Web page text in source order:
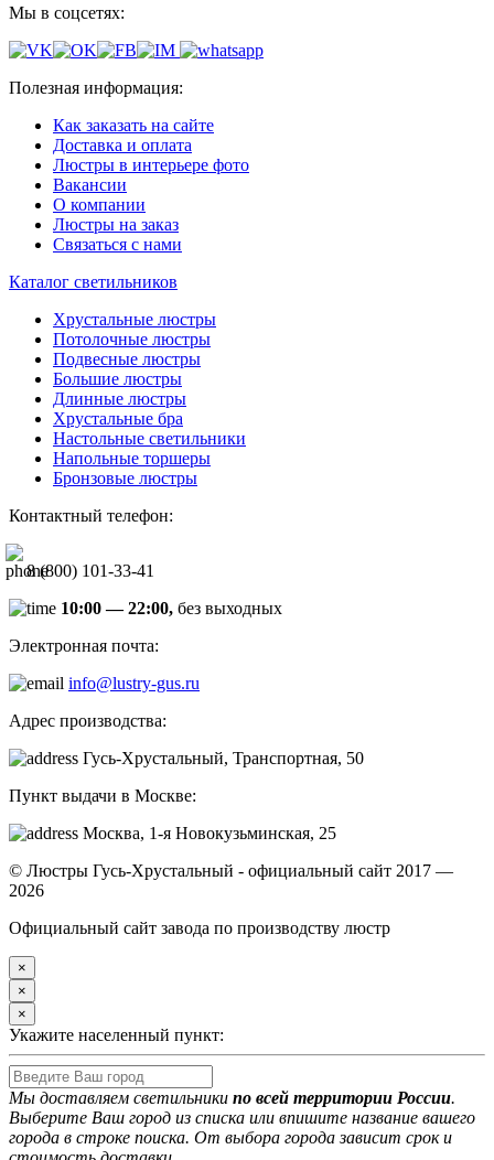
Мы в соцсетях:
Полезная информация:
Как заказать на сайте
Доставка и оплата
Люстры в интерьере фото
Вакансии
О компании
Люстры на заказ
Связаться с нами
Каталог светильников
Хрустальные люстры
Потолочные люстры
Подвесные люстры
Большие люстры
Длинные люстры
Хрустальные бра
Настольные светильники
Напольные торшеры
Бронзовые люстры
Контактный телефон:
8 (800) 101-33-41
10:00 — 22:00, без выходных
Электронная почта:
info@lustry-gus.ru
Адрес производства:
Гусь-Хрустальный, Транспортная, 50
Пункт выдачи в Москве:
Москва, 1-я Новокузьминская, 25
© Люстры Гусь-Хрустальный - официальный сайт 2017 —
2026
Официальный сайт завода по производству люстр
×
×
×
Укажите населенный пункт:
Мы доставляем светильники по всей территории России.
Выберите Ваш город из списка или впишите название вашего
города в строке поиска. От выбора города зависит срок и